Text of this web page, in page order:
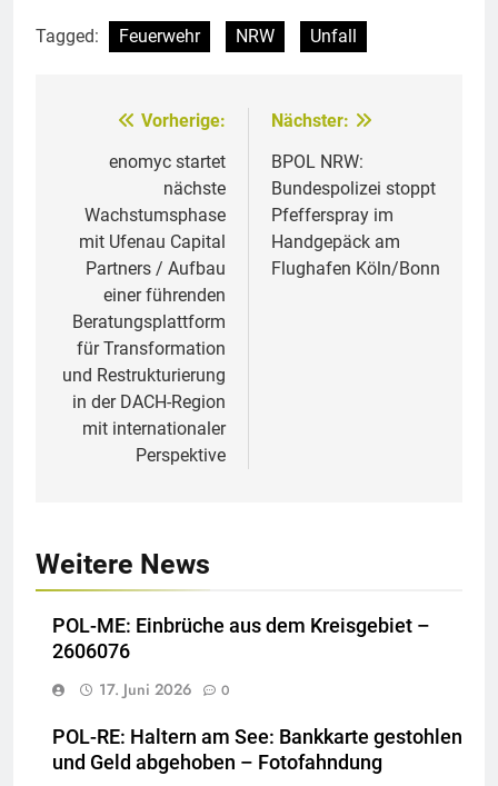
Tagged: Feuerwehr NRW Unfall
Beitragsnavigation
Vorherige:
enomyc startet
nächste
Wachstumsphase
mit Ufenau Capital
Partners / Aufbau
einer führenden
Beratungsplattform
für Transformation
und Restrukturierung
in der DACH-Region
mit internationaler
Perspektive
Nächster:
BPOL NRW:
Bundespolizei stoppt
Pfefferspray im
Handgepäck am
Flughafen Köln/Bonn
Weitere News
POL-ME: Einbrüche aus dem Kreisgebiet –
2606076
17. Juni 2026
0
POL-RE: Haltern am See: Bankkarte gestohlen
und Geld abgehoben – Fotofahndung